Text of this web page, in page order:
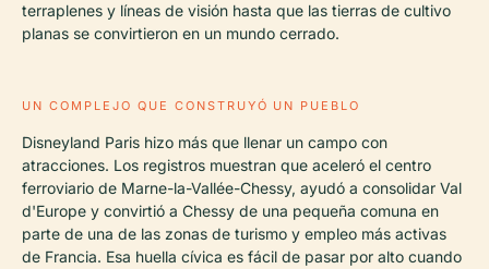
terraplenes y líneas de visión hasta que las tierras de cultivo
planas se convirtieron en un mundo cerrado.
UN COMPLEJO QUE CONSTRUYÓ UN PUEBLO
Disneyland Paris hizo más que llenar un campo con
atracciones. Los registros muestran que aceleró el centro
ferroviario de Marne-la-Vallée-Chessy, ayudó a consolidar Val
d'Europe y convirtió a Chessy de una pequeña comuna en
parte de una de las zonas de turismo y empleo más activas
de Francia. Esa huella cívica es fácil de pasar por alto cuando